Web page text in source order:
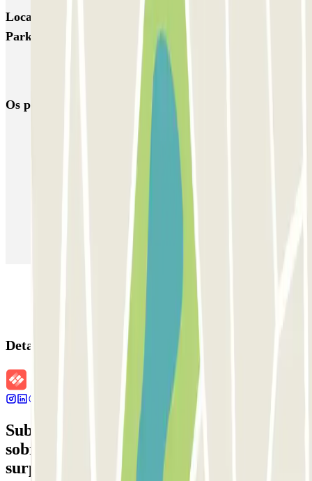
Locais e eventos interessantes próximos de QUICK
Parking Napoli - Piazza Nazionale - Stazione Centrale
Parque de estacionamento em Aeroporto de Nápoles - Capodichino
Os parques de estacionamento mais reservados
Estacionamento em Lisboa
Estacionamento em Madrid
Estacionamento em Aeroporto de Adolfo Suárez Madrid–Barajas
Detalhes da reserva
Subscreva a nossa newsletter e saiba mais
sobre descontos, sorteios e muitas outras
surpresas.